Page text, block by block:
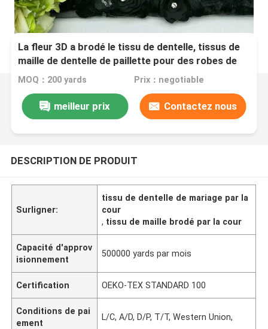
La fleur 3D a brodé le tissu de dentelle, tissus de
maille de dentelle de paillette pour des robes de
mode
MOQ：200 yards Prix：negotiable
meilleur prix Contactez nous
DESCRIPTION DE PRODUIT
Surligner:
tissu de dentelle de mariage par la
cour
, tissu de maille brodé par la cour
Capacité d'approv
isionnement
500000 yards par mois
Certification OEKO-TEX STANDARD 100
Conditions de pai
ement
L/C, A/D, D/P, T/T, Western Union,